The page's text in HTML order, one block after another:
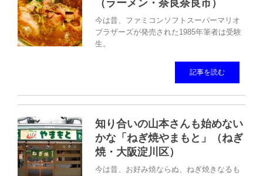
（ラーメン・奈良奈良市）
今は昔、ファミコンソフトスーパーマリオ
ブラザーズが発売された1985年筆者は受験
生。
記事を読む
知り合いの山本さんも始めない
かな「ねぎ焼やまもと」（ねぎ
焼・大阪淀川区）
今は昔、お好み焼ならぬ、ねぎ焼きなるも